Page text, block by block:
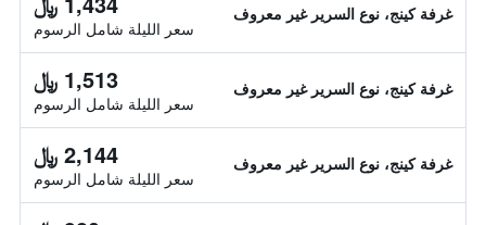
غرفة كينج، نوع السرير غير معروف
سعر الليلة شامل الرسوم
غرفة كينج، نوع السرير غير معروف 1,513 ﷼
سعر الليلة شامل الرسوم
غرفة كينج، نوع السرير غير معروف 2,144 ﷼
سعر الليلة شامل الرسوم